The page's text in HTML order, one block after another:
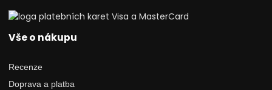
Vše o nákupu
Recenze
Doprava a platba